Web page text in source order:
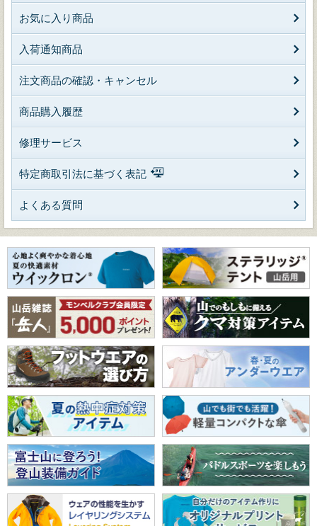
お気に入り商品
入荷通知商品
注文商品の確認・キャンセル
商品購入履歴
修理サービス
特定商取引法に基づく表記
よくある質問